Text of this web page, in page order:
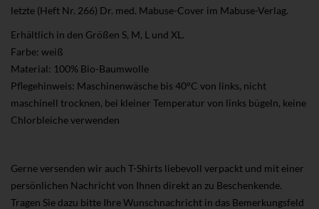
letzte (Heft Nr. 266) Dr. med. Mabuse-Cover im Mabuse-Verlag.
Erhältlich in den Größen S, M, L und XL.
Farbe: weiß
Material: 100% Bio-Baumwolle
Pflegehinweis: Maschinenwäsche bis 40°C von links, nicht
maschinell trocknen, bei kleiner Temperatur von links bügeln, keine
Chlorbleiche verwenden
Gerne versenden wir auch T-Shirts liebevoll verpackt und mit einer
persönlichen Nachricht von Ihnen direkt an zu Beschenkende.
Tragen Sie dazu bitte Ihre Wunschnachricht in das Bemerkungsfeld